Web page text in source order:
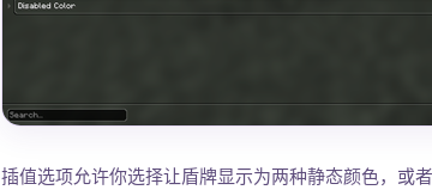
插值选项允许你选择让盾牌显示为两种静态颜色，或